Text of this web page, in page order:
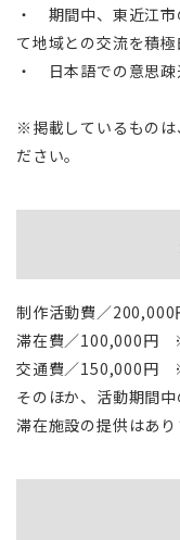
・ 期間中、東近江市
て地域との交流を積極
・ 日本語での意思疎
※掲載しているものは
ださい。
制作活動費／200,000
滞在費／100,000円
交通費／150,000円
そのほか、活動期間
滞在施設の提供はあり